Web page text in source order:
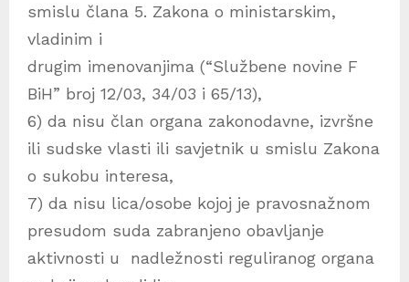
smislu člana 5. Zakona o ministarskim,
vladinim i
drugim imenovanjima (“Službene novine F
BiH” broj 12/03, 34/03 i 65/13),
6) da nisu član organa zakonodavne, izvršne
ili sudske vlasti ili savjetnik u smislu Zakona
o sukobu interesa,
7) da nisu lica/osobe kojoj je pravosnažnom
presudom suda zabranjeno obavljanje
aktivnosti u nadležnosti reguliranog organa